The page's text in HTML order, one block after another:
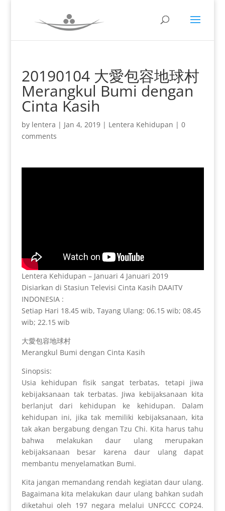
20190104 大愛包容地球村
Merangkul Bumi dengan
Cinta Kasih
by lentera | Jan 4, 2019| Lentera Kehidupan | 0
comments
Lentera Kehidupan – Januari 4 Januari 2019
Disiarkan di Stasiun Televisi Cinta Kasih DAAITV
INDONESIA :
Setiap Hari 18.45 wib, Tayang Ulang: 06.15 wib; 08.45
wib; 22.15 wib
大愛包容地球村
Merangkul Bumi dengan Cinta Kasih
Sinopsis:
Usia kehidupan fisik sangat terbatas, tetapi jiwa
kebijaksanaan tak terbatas. Jiwa kebijaksanaan kita
berlanjut dari kehidupan ke kehidupan. Dalam
kehidupan ini, jika tak memiliki kebijaksanaan, kita
tak akan bergabung dengan Tzu Chi. Kita harus tahu
bahwa melakukan daur ulang merupakan
kebijaksanaan besar karena daur ulang dapat
membantu menyelamatkan Bumi.
Kita jangan memandang rendah kegiatan daur ulang.
Bagaimana kita melakukan daur ulang bahkan sudah
diketahui oleh 197 negara melalui UNFCCC COP24.